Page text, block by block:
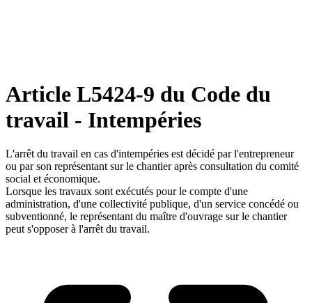
Article L5424-9 du Code du
travail - Intempéries
L'arrêt du travail en cas d'intempéries est décidé par l'entrepreneur
ou par son représentant sur le chantier après consultation du comité
social et économique.
Lorsque les travaux sont exécutés pour le compte d'une
administration, d'une collectivité publique, d'un service concédé ou
subventionné, le représentant du maître d'ouvrage sur le chantier
peut s'opposer à l'arrêt du travail.